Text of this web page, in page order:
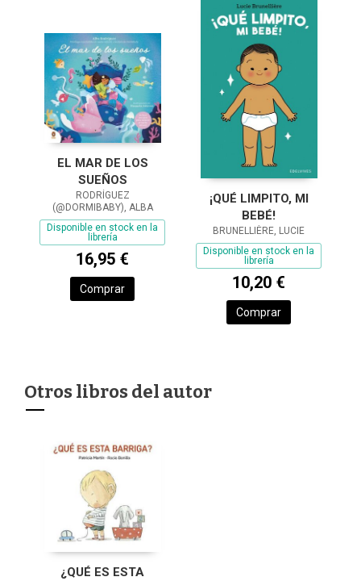
EL MAR DE LOS
SUEÑOS
RODRÍGUEZ
(@DORMIBABY), ALBA
Disponible en stock en la
librería
16,95 €
Comprar
¡QUÉ LIMPITO, MI
BEBÉ!
BRUNELLIÈRE, LUCIE
Disponible en stock en la
librería
10,20 €
Comprar
Otros libros del autor
¿QUÉ ES ESTA